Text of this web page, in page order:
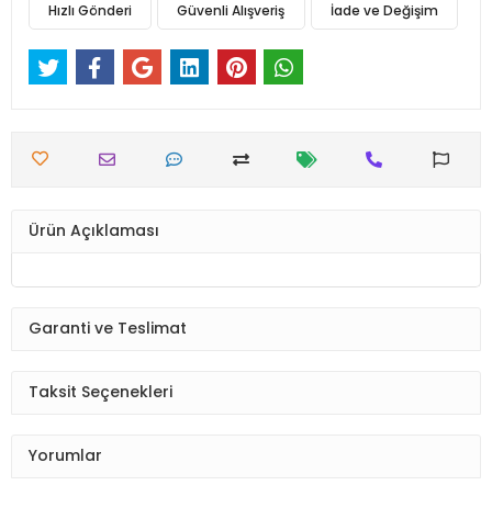
Hızlı Gönderi Güvenli Alışveriş İade ve Değişim
Ürün Açıklaması
Garanti ve Teslimat
Taksit Seçenekleri
Yorumlar